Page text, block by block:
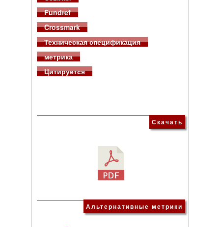
Fundref
Crossmark
Техническая спецификация
метрика
Цитируется
Скачать
Альтернативные метрики